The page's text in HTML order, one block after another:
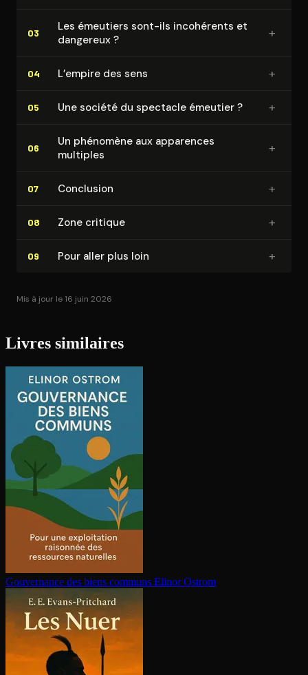
03
Les émeutiers sont-ils incohérents et
dangereux ?
+
04 L’empire des sens +
05 Une société du spectacle émeutier ? +
06
Un phénomène aux apparences
multiples
+
07 Conclusion +
08 Zone critique +
09 Pour aller plus loin +
Mis à jour le 16 juin 2026
Livres similaires
Gouvernance des biens communs Elinor Ostrom